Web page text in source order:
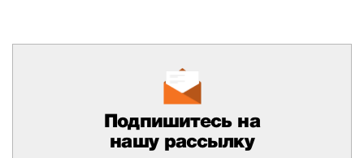
Подпишитесь на
нашу рассылку